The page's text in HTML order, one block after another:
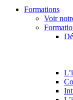
Formations
Voir